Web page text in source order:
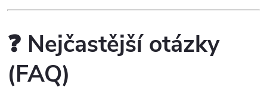
❓ Nejčastější otázky
(FAQ)